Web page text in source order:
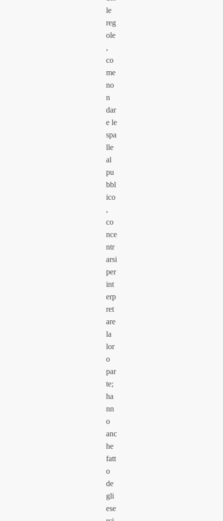
le
reg
ole
,
co
me
no
n
dar
e le
spa
lle
al
pu
bbl
ico
,
co
nce
ntr
arsi
per
int
erp
ret
are
la
lor
o
par
te;
ha
nn
o
anc
he
fatt
o
de
gli
ese